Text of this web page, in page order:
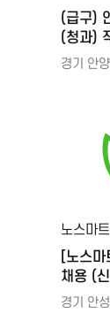
(급구)
(청과)
경기 안
노스마
[노스
채용 (
경기 안성